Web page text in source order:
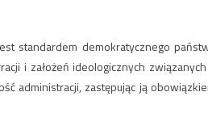
standardem demokratycznego
i założeń ideologicznych
administracji, zastępując ją